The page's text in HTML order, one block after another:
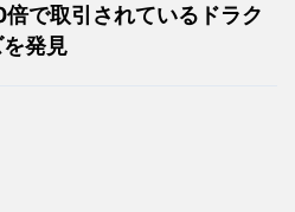
倍で取引されているドラク
発見